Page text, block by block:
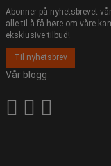
Abonner på nyhetsbrevet
alle til å få høre om våre
eksklusive tilbud!
Til nyhetsbrev
Vår blogg